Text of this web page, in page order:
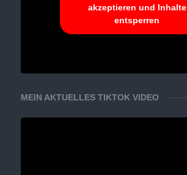
akzeptieren und Inhalte
entsperren
MEIN AKTUELLES TIKTOK VIDEO